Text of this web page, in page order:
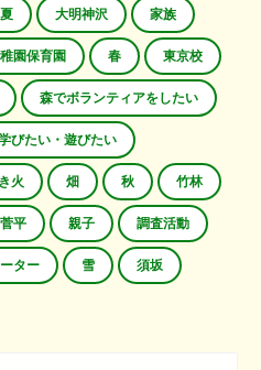
夏 大明神沢 家族
園保育園 春 東京校
森でボランティアをしたい
びたい・遊びたい
火 畑 秋 竹林
菅平 親子 調査活動
ター 雪 須坂